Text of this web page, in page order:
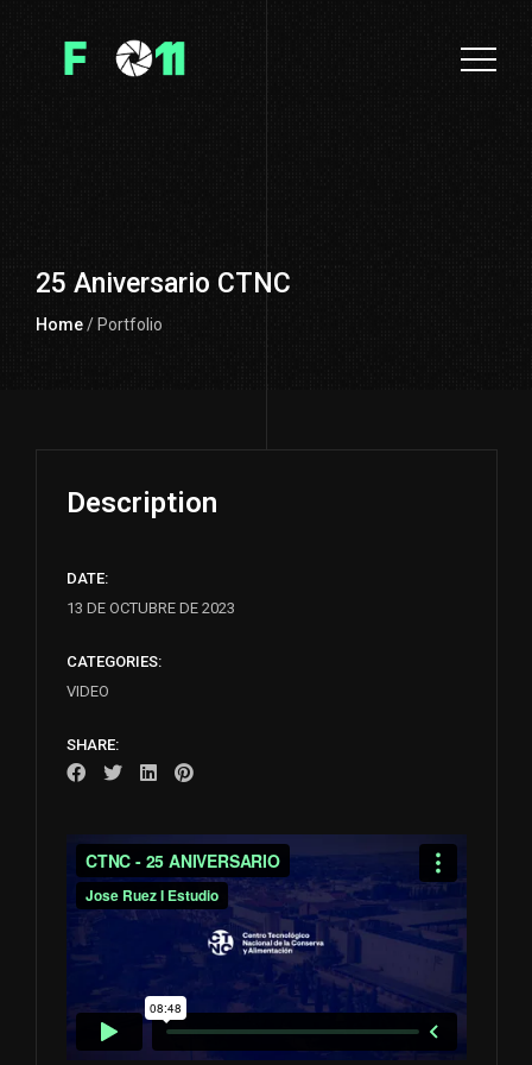
25 Aniversario CTNC
Home/ Portfolio
Description
DATE:
13 DE OCTUBRE DE 2023
CATEGORIES:
VIDEO
SHARE: